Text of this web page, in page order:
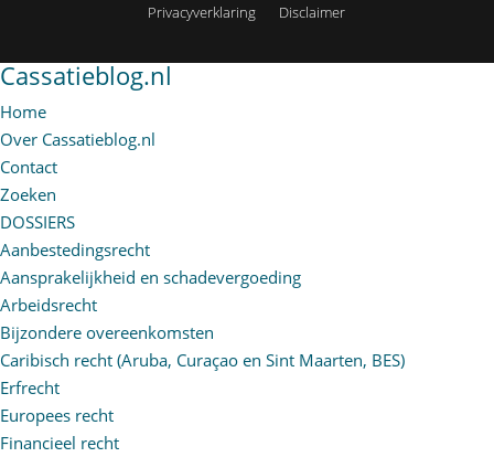
Privacyverklaring
Disclaimer
Cassatieblog.nl
Home
Over Cassatieblog.nl
Contact
Zoeken
DOSSIERS
Aanbestedingsrecht
Aansprakelijkheid en schadevergoeding
Arbeidsrecht
Bijzondere overeenkomsten
Caribisch recht (Aruba, Curaçao en Sint Maarten, BES)
Erfrecht
Europees recht
Financieel recht